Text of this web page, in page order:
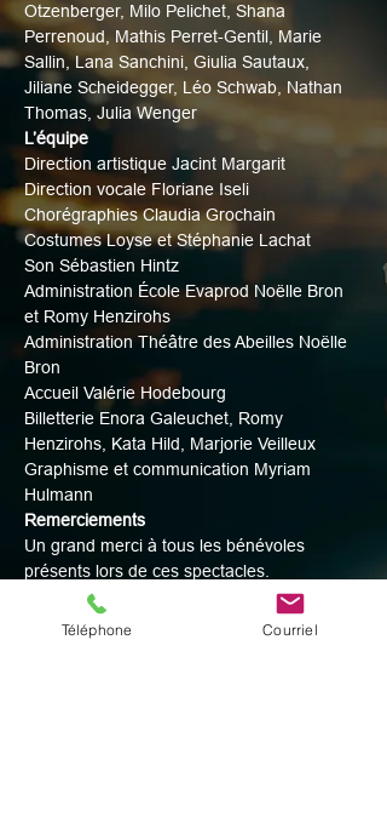
Otzenberger, Milo Pelichet, Shana
Perrenoud, Mathis Perret-Gentil, Marie
Sallin, Lana Sanchini, Giulia Sautaux,
Jiliane Scheidegger, Léo Schwab, Nathan
Thomas, Julia Wenger
L’équipe
Direction artistique Jacint Margarit
Direction vocale Floriane Iseli
Chorégraphies Claudia Grochain
Costumes Loyse et Stéphanie Lachat
Son Sébastien Hintz
Administration École Evaprod Noëlle Bron
et Romy Henzirohs
Administration Théâtre des Abeilles Noëlle
Bron
Accueil Valérie Hodebourg
Billetterie Enora Galeuchet, Romy
Henzirohs, Kata Hild, Marjorie Veilleux
Graphisme et communication Myriam
Hulmann
Remerciements
Un grand merci à tous les bénévoles
présents lors de ces spectacles.
Téléphone Courriel